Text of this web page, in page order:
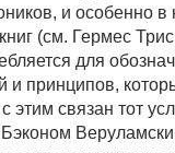
и особенно в
(см. Гермес
для
и принципов,
этим связан тот